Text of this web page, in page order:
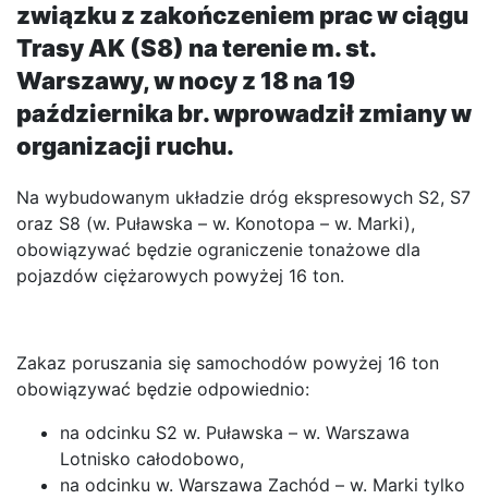
związku z zakończeniem prac w ciągu
Trasy AK (S8) na terenie m. st.
Warszawy, w nocy z 18 na 19
października br. wprowadził zmiany w
organizacji ruchu.
Na wybudowanym układzie dróg ekspresowych S2, S7
oraz S8 (w. Puławska – w. Konotopa – w. Marki),
obowiązywać będzie ograniczenie tonażowe dla
pojazdów ciężarowych powyżej 16 ton.
Zakaz poruszania się samochodów powyżej 16 ton
obowiązywać będzie odpowiednio:
na odcinku S2 w. Puławska – w. Warszawa
Lotnisko całodobowo,
na odcinku w. Warszawa Zachód – w. Marki tylko